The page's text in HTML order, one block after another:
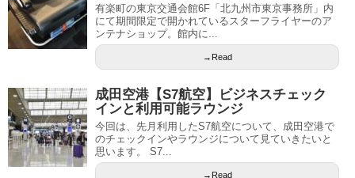
有楽町の東京交通会館6F「北九州市東京事務所」内
にて期間限定で開かれているスターフライヤーのア
ンテナショップ。館内に...
→Read
成田空港【S7航空】ビジネスチェック
インと利用可能ラウンジ
今回は、先月利用したS7航空について、成田空港で
のチェックインやラウンジについて見ていきたいと
思います。 S7...
→Read